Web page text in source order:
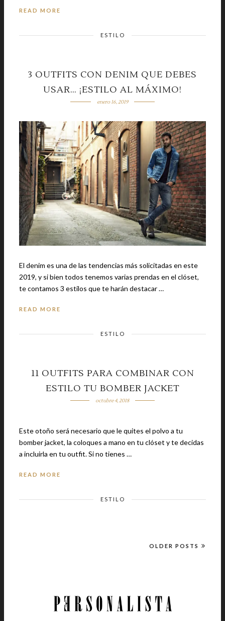
READ MORE
ESTILO
3 OUTFITS CON DENIM QUE DEBES
USAR… ¡ESTILO AL MÁXIMO!
enero 16, 2019
El denim es una de las tendencias más solicitadas en este
2019, y si bien todos tenemos varias prendas en el clóset,
te contamos 3 estilos que te harán destacar …
READ MORE
ESTILO
11 OUTFITS PARA COMBINAR CON
ESTILO TU BOMBER JACKET
octubre 4, 2018
Este otoño será necesario que le quites el polvo a tu
bomber jacket, la coloques a mano en tu clóset y te decidas
a incluirla en tu outfit. Si no tienes …
READ MORE
ESTILO
OLDER POSTS